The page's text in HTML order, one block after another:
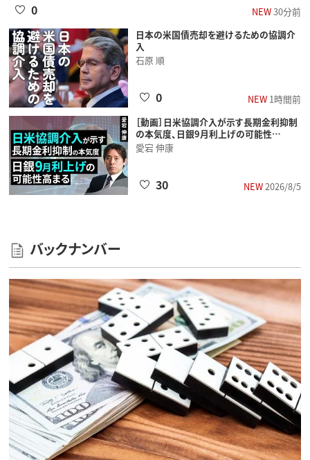
NEW30分前
0
日本の米国債売却を避けるための協調介
入
石原 順
NEW1時間前
0
［動画］日米協調介入が示す長期金利抑制
の本気度、日銀9月利上げの可能性…
愛宕 伸康
NEW2026/8/5
30
バックナンバー